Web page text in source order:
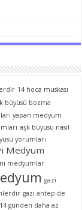
14 hoca muskası
büyüsü bozma
yapan medyum
aşk büyüsü nasıl
yorumları
Medyum
medyumlar
gazi
gazi antep de
günden daha az